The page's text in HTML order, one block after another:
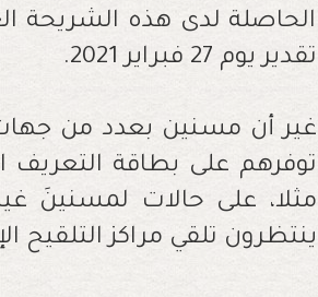
الحاصلة لدى هذه الشريحة
تقدير يوم 27 فبراير 2021.
غير أن مسنين بعدد من
توفرهم على بطاقة
مثلا، على حالات لمسنينَ
ينتظرون تلقي مراكز التلقيح